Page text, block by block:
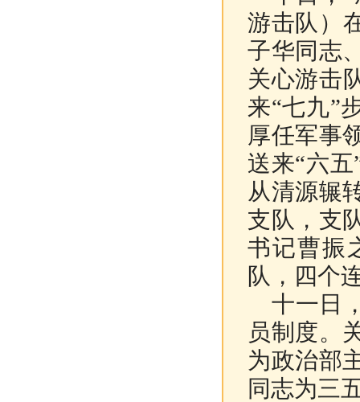
游击队）
子华同志
关心游击
来“七九”
厚任军事
送来“六
从清源辗
支队，支
书记曹振
队，四个
十一日
员制度。
为政治部
同志为三